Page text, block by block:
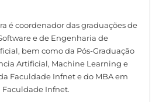
é coordenador das graduações de
e de Engenharia de
bem como da Pós-Graduação
Artificial, Machine Learning e
Faculdade Infnet e do MBA em
Faculdade Infnet.